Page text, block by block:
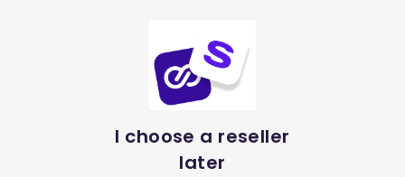
I choose a reseller
later